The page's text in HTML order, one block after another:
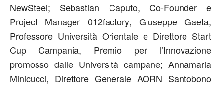
NewSteel; Sebastian Caputo, Co-Founder e
Project Manager 012factory; Giuseppe Gaeta,
Professore Università Orientale e Direttore Start
Cup Campania, Premio per l’Innovazione
promosso dalle Università campane; Annamaria
Minicucci, Direttore Generale AORN Santobono